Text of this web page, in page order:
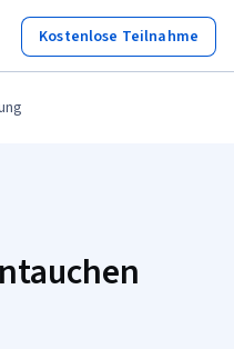
Kostenlose Teilnahme